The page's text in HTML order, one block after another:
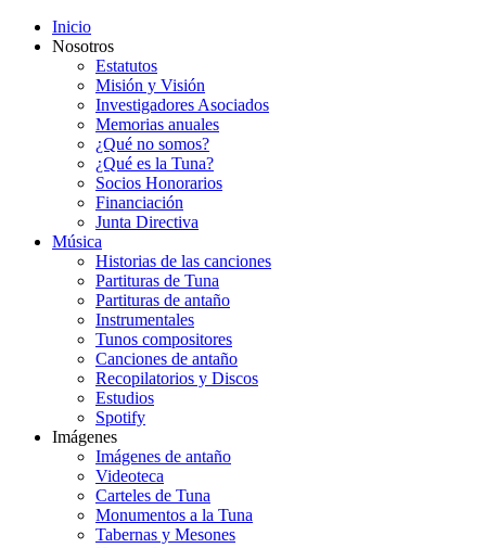
Inicio
Nosotros
Estatutos
Misión y Visión
Investigadores Asociados
Memorias anuales
¿Qué no somos?
¿Qué es la Tuna?
Socios Honorarios
Financiación
Junta Directiva
Música
Historias de las canciones
Partituras de Tuna
Partituras de antaño
Instrumentales
Tunos compositores
Canciones de antaño
Recopilatorios y Discos
Estudios
Spotify
Imágenes
Imágenes de antaño
Videoteca
Carteles de Tuna
Monumentos a la Tuna
Tabernas y Mesones